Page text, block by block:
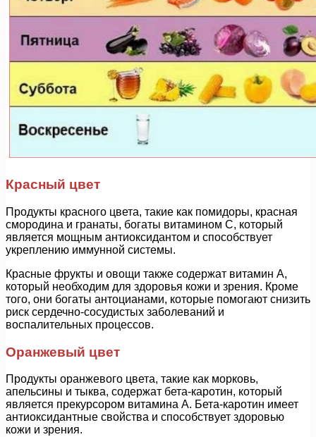
Красный цвет
Продукты красного цвета, такие как помидоры, красная
смородина и гранаты, богаты витамином С, который
является мощным антиоксидантом и способствует
укреплению иммунной системы.
Красные фрукты и овощи также содержат витамин А,
который необходим для здоровья кожи и зрения. Кроме
того, они богаты антоцианами, которые помогают снизить
риск сердечно-сосудистых заболеваний и
воспалительных процессов.
Оранжевый цвет
Продукты оранжевого цвета, такие как морковь,
апельсины и тыква, содержат бета-каротин, который
является прекурсором витамина А. Бета-каротин имеет
антиоксидантные свойства и способствует здоровью
кожи и зрения.